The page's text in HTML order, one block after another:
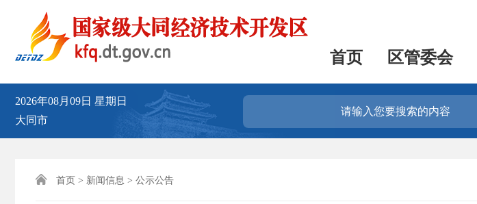
首页 区管委会
2026年08月09日 星期日
大同市
 首页 > 新闻信息 > 公示公告